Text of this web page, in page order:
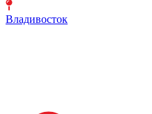
Владивосток